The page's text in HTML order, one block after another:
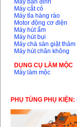
Máy bắn đinh
Máy cắt cỏ
Máy tỉa hàng rào
Motor động cơ điện
Máy hút ẩm
Máy hút bụi
Máy chà sàn giặt thảm
Máy hút chân không
DỤNG CỤ LÀM MỘC
Máy làm mộc
PHỤ TÙNG PHỤ KIỆN: